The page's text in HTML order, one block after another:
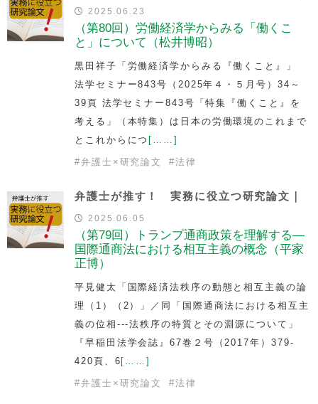
2025.06.23
（第80回）労働経済学からみる「働くこ
と」について（松井博昭）
黒田祥子「労働経済学からみる『働くこと』」
法学セミナー843号（2025年４・５月号）34～
39頁 法学セミナー843号「特集『働くこと』を
考える」（本特集）は日本の労働環境のこれまで
とこれからにつ [……]
#弁護士×研究論文 #法律
弁護士が推す！ 実務に役立つ研究論文｜
2025.06.05
（第79回）トランプ通商政策を理解する—
国際通商法における相互主義の概念（平家
正博）
平見健太「国際経済法秩序の動態と相互主義の論
理（1）（2）」／同「国際通商法における相互主
義の位相---法秩序の特質とその淵源について」
『早稲田法学会誌』67巻２号（2017年）379-
420頁、6[……]
#弁護士×研究論文 #法律